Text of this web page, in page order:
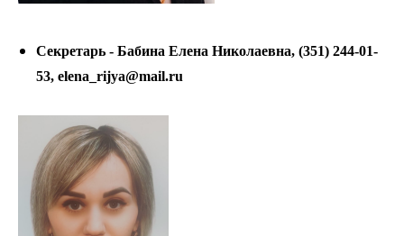
Секретарь - Бабина Елена Николаевна, (351) 244-01-
53, elena_rijya@mail.ru